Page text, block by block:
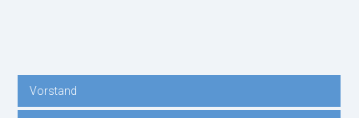
Navigation
Vorstand